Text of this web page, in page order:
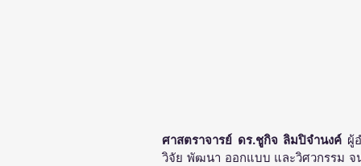
ศาสตราจารย์ ดร.ชูกิจ ลิมปิจำนงค์ ผู้
วิจัย พัฒนา ออกแบบ และวิศวกรรม จ